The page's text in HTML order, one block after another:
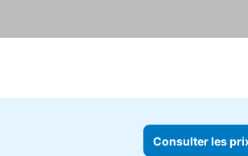
Consulter les